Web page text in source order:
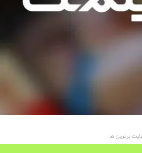
برترین ها